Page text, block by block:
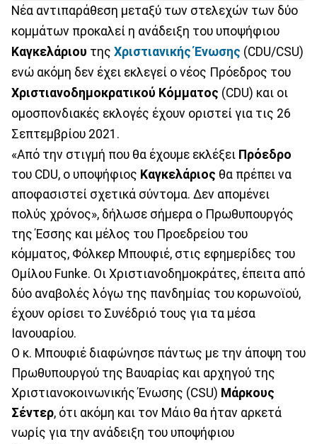
Νέα αντιπαράθεση μεταξύ των στελεχών των δύο
κομμάτων προκαλεί η ανάδειξη του υποψήφιου
Καγκελάριου της Χριστιανικής Ένωσης (CDU/CSU)
ενώ ακόμη δεν έχει εκλεγεί ο νέος Πρόεδρος του
Χριστιανοδημοκρατικού Κόμματος (CDU) και οι
ομοσπονδιακές εκλογές έχουν οριστεί για τις 26
Σεπτεμβρίου 2021.
«Από την στιγμή που θα έχουμε εκλέξει Πρόεδρο
του CDU, ο υποψήφιος Καγκελάριος θα πρέπει να
αποφασιστεί σχετικά σύντομα. Δεν απομένει
πολύς χρόνος», δήλωσε σήμερα ο Πρωθυπουργός
της Έσσης και μέλος του Προεδρείου του
κόμματος, Φόλκερ Μπουφιέ, στις εφημερίδες του
Ομίλου Funke. Οι Χριστιανοδημοκράτες, έπειτα από
δύο αναβολές λόγω της πανδημίας του κορωνοϊού,
έχουν ορίσει το Συνέδριό τους για τα μέσα
Ιανουαρίου.
Ο κ. Μπουφιέ διαφώνησε πάντως με την άποψη του
Πρωθυπουργού της Βαυαρίας και αρχηγού της
Χριστιανοκοινωνικής Ένωσης (CSU) Μάρκους
Σέντερ, ότι ακόμη και τον Μάιο θα ήταν αρκετά
νωρίς για την ανάδειξη του υποψήφιου